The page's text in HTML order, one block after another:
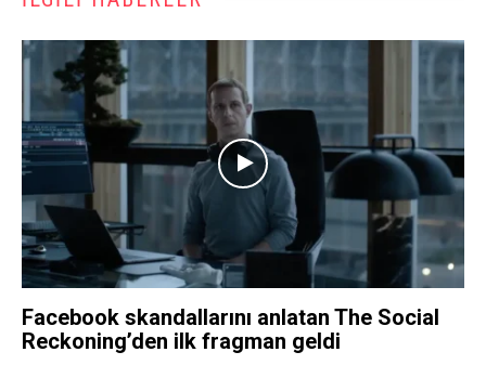
Facebook skandallarını anlatan The Social
Reckoning’den ilk fragman geldi